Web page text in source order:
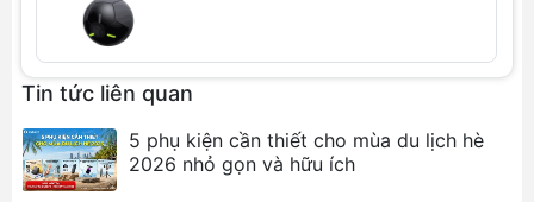
Linux
Tính năng nổi bật
Hỗ trợ RAID linh hoạt:
tốc độ truy xuất, RAID 1 để sao lưu dữ liệu an
toàn hoặc Normal để sử dụng độc lập từng ổ
cứng.
Tin tức liên quan
5 phụ kiện cần thiết cho mùa du lịch hè
2026 nhỏ gọn và hữu ích